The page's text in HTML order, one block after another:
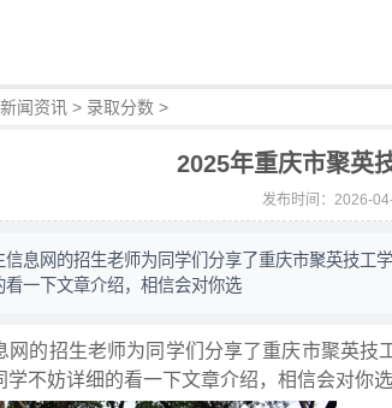
新闻资讯 > 录取分数 >
2025年重庆市聚英
发布时间：2026-
信息网的招生老师为同学们分享了重庆市聚英技工
一下文章介绍，相信会对你选
网的招生老师为同学们分享了重庆市聚英
学不妨详细的看一下文章介绍，相信会对你